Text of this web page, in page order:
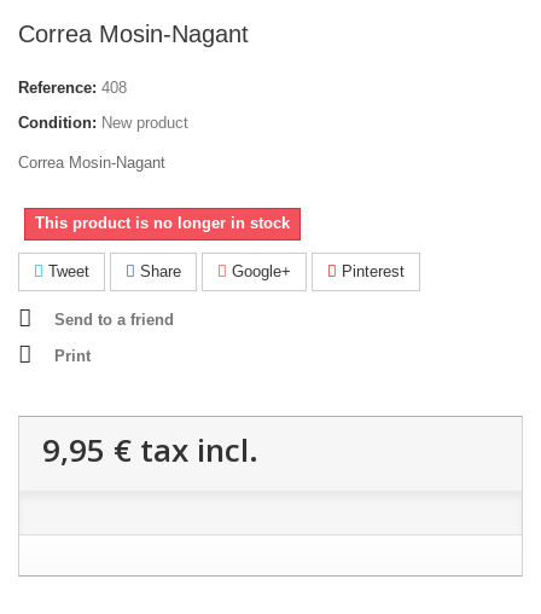
Correa Mosin-Nagant
Reference: 408
Condition: New product
Correa Mosin-Nagant
This product is no longer in stock
Tweet Share Google+ Pinterest
Send to a friend
Print
9,95 € tax incl.